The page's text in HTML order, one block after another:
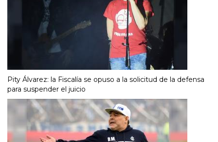
Pity Álvarez: la Fiscalía se opuso a la solicitud de la defensa
para suspender el juicio